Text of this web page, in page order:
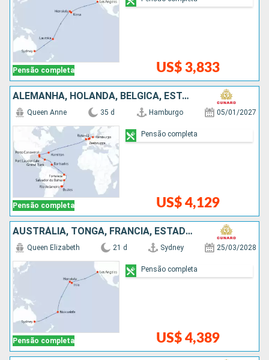
Pensão completa US$ 3,833
ALEMANHA, HOLANDA, BÉLGICA, ESTADOS UNIDOS, BARBADOS, BRASIL
Pensão completa
Queen Anne 35 d Hamburgo 05/01/2027
US$ 4,129
Pensão completa
AUSTRÁLIA, TONGA, FRANCIA, ESTADOS UNIDOS
Pensão completa
Queen Elizabeth 21 d Sydney 25/03/2028
US$ 4,389
Pensão completa